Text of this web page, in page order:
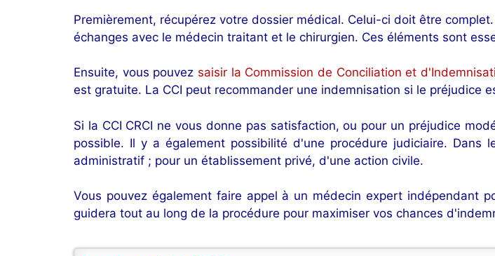
Premièrement, récupérez votre dossier médical. Celui-ci doit être
échanges avec le médecin traitant et le chirurgien. Ces éléments sont
Ensuite, vous pouvez saisir la Commission de Conciliation et
est gratuite. La CCI peut recommander une indemnisation si le préjudice
Si la CCI CRCI ne vous donne pas satisfaction, ou pour un préjudice
possible. Il y a également possibilité d'une procédure judiciaire.
administratif ; pour un établissement privé, d'une action civile.
Vous pouvez également faire appel à un médecin expert indépendant
guidera tout au long de la procédure pour maximiser vos chances